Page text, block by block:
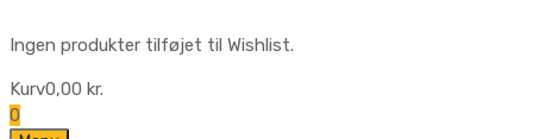
Ingen produkter tilføjet til Wishlist.
Kurv0,00 kr.
0